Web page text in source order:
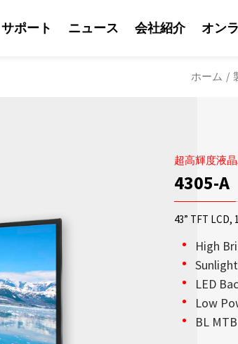
OLED透明デ
鮮やかな輝度
んでいるかの
ソリュー
日光可読性
り、Litemax
以上を確保し
サポート
Litemaxの営
ニュース
Litemaxから
会社紹介
会社紹介
会社情報
オン
ホーム /
超高輝度液
4305-A
43” TFT LCD,
High
LED
Low
BL